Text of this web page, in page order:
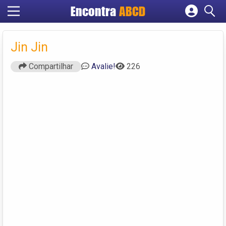
EncontraABCD
Cadastrar empresa
Jin Jin
Compartilhar Avalie! 226